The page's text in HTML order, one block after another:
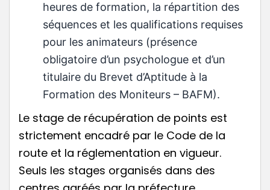
heures de formation, la répartition des
séquences et les qualifications requises
pour les animateurs (présence
obligatoire d’un psychologue et d’un
titulaire du Brevet d’Aptitude à la
Formation des Moniteurs – BAFM).
Le stage de récupération de points est
strictement encadré par le Code de la
route et la réglementation en vigueur.
Seuls les stages organisés dans des